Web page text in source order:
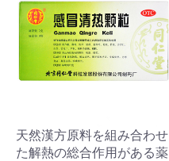
天然漢方原料を組み合わせ
た解熱の総合作用がある薬